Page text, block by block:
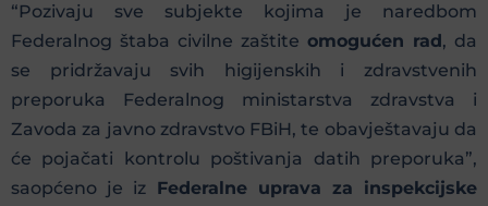
“Pozivaju sve subjekte kojima je naredbom
Federalnog štaba civilne zaštite omogućen rad, da
se pridržavaju svih higijenskih i zdravstvenih
preporuka Federalnog ministarstva zdravstva i
Zavoda za javno zdravstvo FBiH, te obavještavaju da
će pojačati kontrolu poštivanja datih preporuka”,
saopćeno je iz Federalne uprava za inspekcijske